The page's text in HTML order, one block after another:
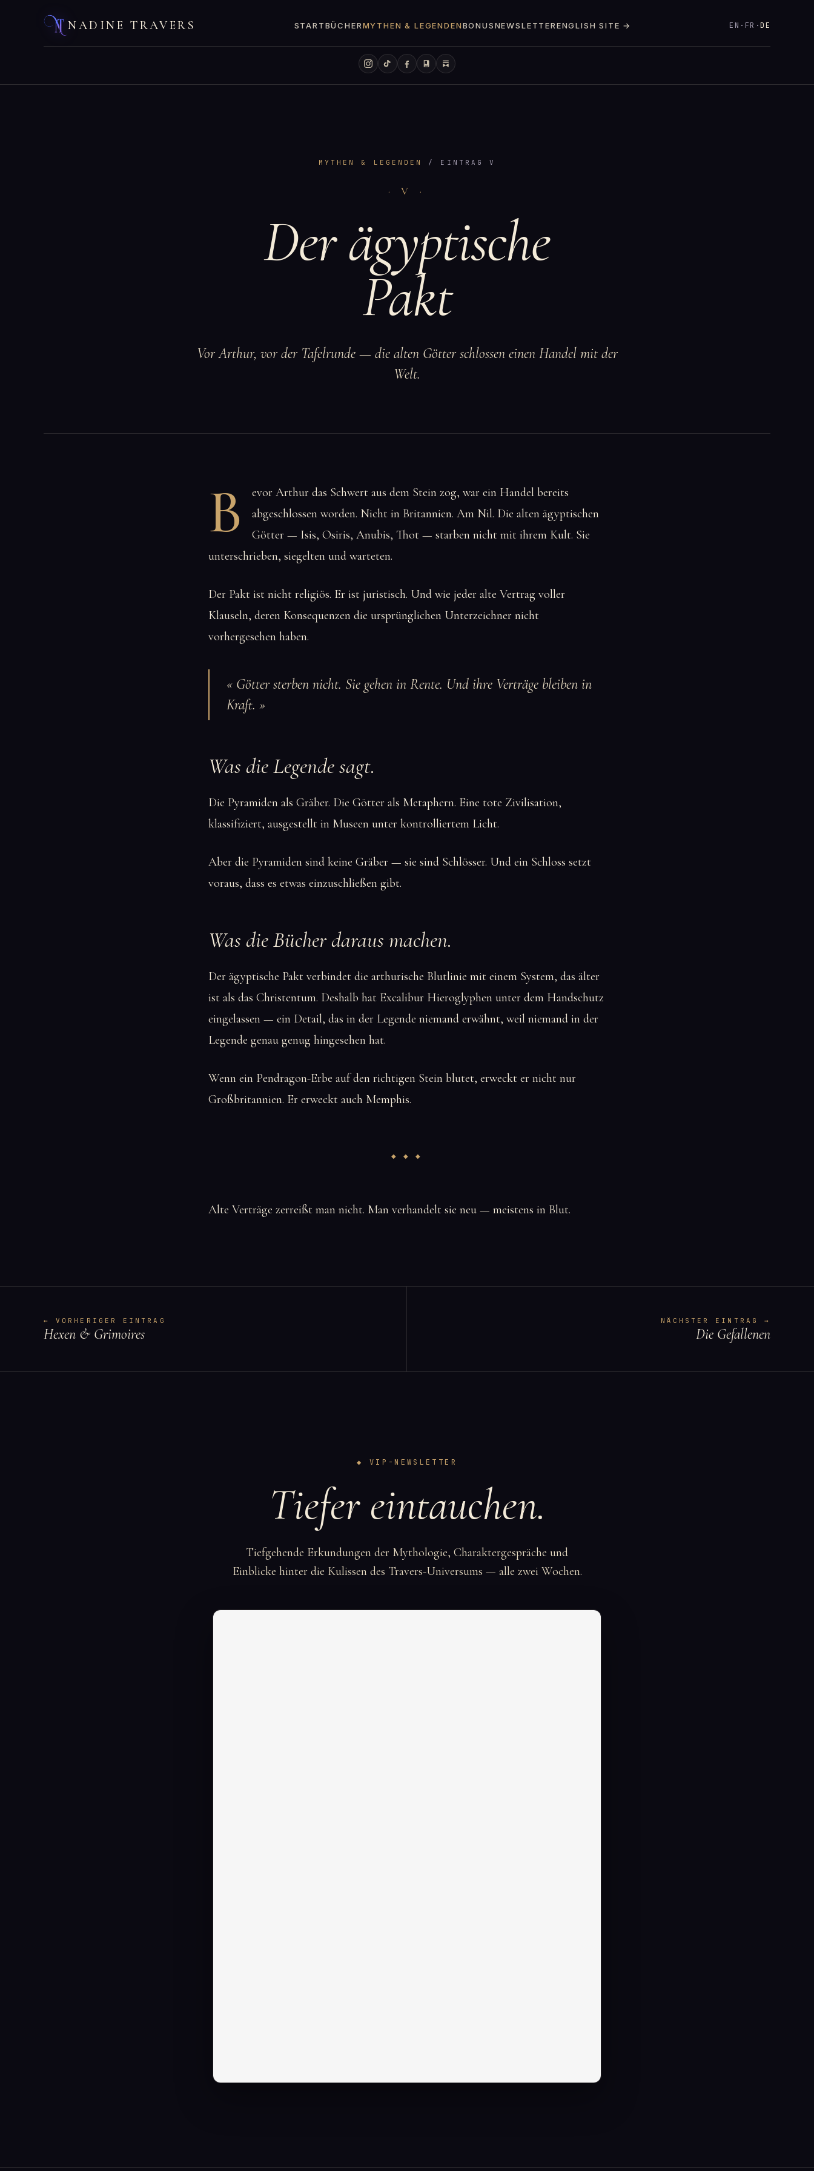
NADINE TRAVERS STARTBÜCHERMYTHEN & LEGENDENBONUSNEWSLETTERENGLISH SITE → EN · FR ·DE
MYTHEN & LEGENDEN / EINTRAG V
· V ·
Der ägyptische
Pakt
Vor Arthur, vor der Tafelrunde — die alten Götter schlossen einen Handel mit der
Welt.
B
evor Arthur das Schwert aus dem Stein zog, war ein Handel bereits
abgeschlossen worden. Nicht in Britannien. Am Nil. Die alten ägyptischen
Götter — Isis, Osiris, Anubis, Thot — starben nicht mit ihrem Kult. Sie
unterschrieben, siegelten und warteten.
Der Pakt ist nicht religiös. Er ist juristisch. Und wie jeder alte Vertrag voller
Klauseln, deren Konsequenzen die ursprünglichen Unterzeichner nicht
vorhergesehen haben.
« Götter sterben nicht. Sie gehen in Rente. Und ihre Verträge bleiben in
Kraft. »
Was die Legende sagt.
Die Pyramiden als Gräber. Die Götter als Metaphern. Eine tote Zivilisation,
klassifiziert, ausgestellt in Museen unter kontrolliertem Licht.
Aber die Pyramiden sind keine Gräber — sie sind Schlösser. Und ein Schloss setzt
voraus, dass es etwas einzuschließen gibt.
Was die Bücher daraus machen.
Der ägyptische Pakt verbindet die arthurische Blutlinie mit einem System, das älter
ist als das Christentum. Deshalb hat Excalibur Hieroglyphen unter dem Handschutz
eingelassen — ein Detail, das in der Legende niemand erwähnt, weil niemand in der
Legende genau genug hingesehen hat.
Wenn ein Pendragon-Erbe auf den richtigen Stein blutet, erweckt er nicht nur
Großbritannien. Er erweckt auch Memphis.
Alte Verträge zerreißt man nicht. Man verhandelt sie neu — meistens in Blut.
← VORHERIGER EINTRAG
Hexen & Grimoires
NÄCHSTER EINTRAG →
Die Gefallenen
◆ VIP-NEWSLETTER
Tiefer eintauchen.
Tiefgehende Erkundungen der Mythologie, Charaktergespräche und
Einblicke hinter die Kulissen des Travers-Universums — alle zwei Wochen.